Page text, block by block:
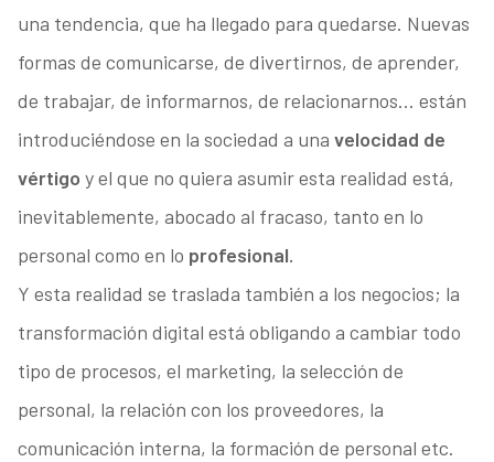
una tendencia, que ha llegado para quedarse. Nuevas
formas de comunicarse, de divertirnos, de aprender,
de trabajar, de informarnos, de relacionarnos… están
introduciéndose en la sociedad a una velocidad de
vértigo y el que no quiera asumir esta realidad está,
inevitablemente, abocado al fracaso, tanto en lo
personal como en lo profesional.
Y esta realidad se traslada también a los negocios; la
transformación digital está obligando a cambiar todo
tipo de procesos, el marketing, la selección de
personal, la relación con los proveedores, la
comunicación interna, la formación de personal etc.